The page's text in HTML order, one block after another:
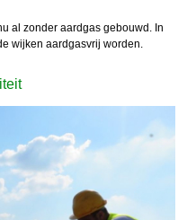
al zonder aardgas gebouwd. In
wijken aardgasvrij worden.